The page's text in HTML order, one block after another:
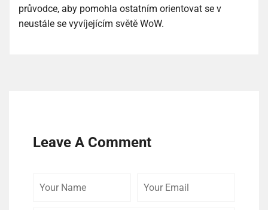
průvodce, aby pomohla ostatním orientovat se v
neustále se vyvíjejícím světě WoW.
Leave A Comment